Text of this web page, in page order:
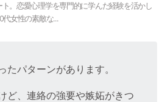
ト。恋愛心理学を専門的に学んだ経験を活かし
代女性の素敵な...
たパターンがあります。
ど、連絡の強要や嫉妬がきつ